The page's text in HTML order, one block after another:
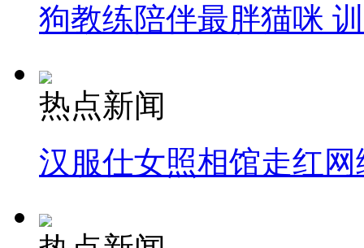
狗教练陪伴最胖猫咪
热点新闻
汉服仕女照相馆走红网